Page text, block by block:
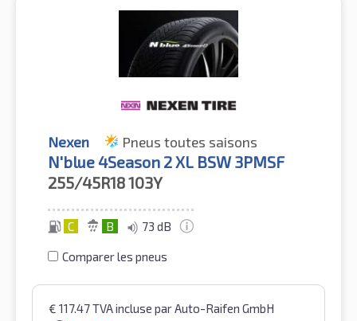
Nexen Pneus toutes saisons
N'blue 4Season 2 XL BSW 3PMSF
255/45R18103Y
C B 73 dB
Comparer les pneus
€ 117.47TVA incluse par Auto-Raifen GmbH